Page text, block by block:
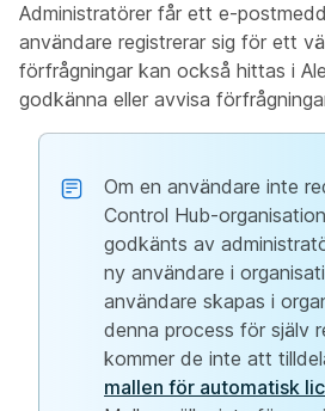
Administratörer får ett e-
användare registrerar sig för ett
förfrågningar kan också hittas i
godkänna eller avvisa
Om en användare inte
Control Hub-
godkänts av
ny användare i
användare skapas i
denna process för själv
kommer de inte att
mallen för automatisk